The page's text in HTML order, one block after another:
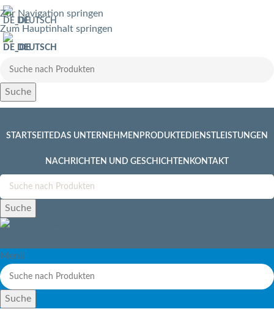
Zur Navigation springen
Zum Hauptinhalt springen
DEUTSCH
DEUTSCH
Suche
STARTSEITE DAS UNTERNEHMEN PRODUKTE DIENSTLEISTUNGEN
NACHRICHTEN UND GESCHICHTEN KONTAKT
Suche
Menü
Suche